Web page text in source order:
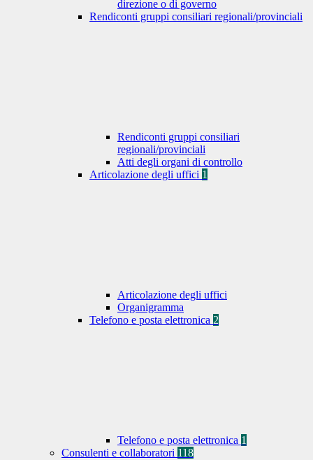
direzione o di governo
Rendiconti gruppi consiliari regionali/provinciali
Rendiconti gruppi consiliari
regionali/provinciali
Atti degli organi di controllo
Articolazione degli uffici 1
Articolazione degli uffici
Organigramma
Telefono e posta elettronica 2
Telefono e posta elettronica 1
Consulenti e collaboratori 118